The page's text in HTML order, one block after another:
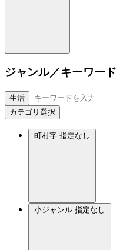
ジャンル／キーワード
生活
カテゴリ選択
町村字 指定なし
小ジャンル 指定なし